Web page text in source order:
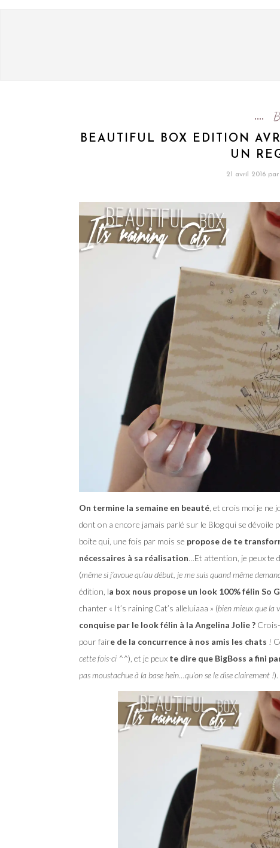
BEAUTIFUL BOX EDITION
UN
21 avril 2016 par
On termine la semaine en beauté , et crois moi je ne
dont on a encore jamais parlé sur le Blog qui se dévoile
boite qui, une fois par mois se propose de te
nécessaires à sa réalisation…Et attention, je peux te
(même si j’avoue qu’au début, je me suis quand même
édition, la box nous propose un look 100% félin So
chanter « It’s raining Cat’s alleluiaaa » (bien mieux que la
conquise par le look félin à la Angelina Jolie ?
pour faire de la concurrence à nos amis les chats !
cette fois-ci ^^), et je peux te dire que BigBoss a fini
pas moustachue à la base hein…qu’on se le dise clairement !).